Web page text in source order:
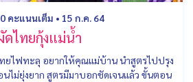
คะแนนเต็ม • 15 ก.ค. 64
ดไทยกุ้งแม่น้ำ
ยไฟทะลุ อยากให้คุณแม่บ้าน นำสูตรไปปรุง
นไม่ยุ่งยาก สูตรมีมาบอกชัดเจนแล้ว ขั้นตอน